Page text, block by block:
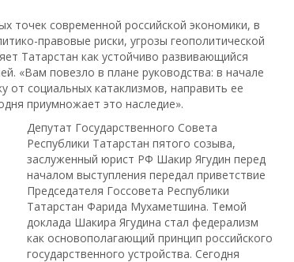
точек современной российской экономики, в
правовые риски, угрозы геополитической
Татарстан как устойчиво развивающийся
«Вам повезло в плане руководства: в начале
от социальных катаклизмов, направить ее
приумножает это наследие».
Депутат Государственного Совета
Республики Татарстан пятого созыва,
заслуженный юрист РФ Шакир Ягудин перед
началом выступления передал приветствие
Председателя Госсовета Республики
Татарстан Фарида Мухаметшина. Темой
доклада Шакира Ягудина стал федерализм
как основополагающий принцип российского
государственного устройства. Сегодня